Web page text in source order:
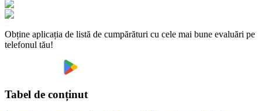
Obține aplicația de listă de cumpărături cu cele mai bune evaluări pe
telefonul tău!
Tabel de conținut